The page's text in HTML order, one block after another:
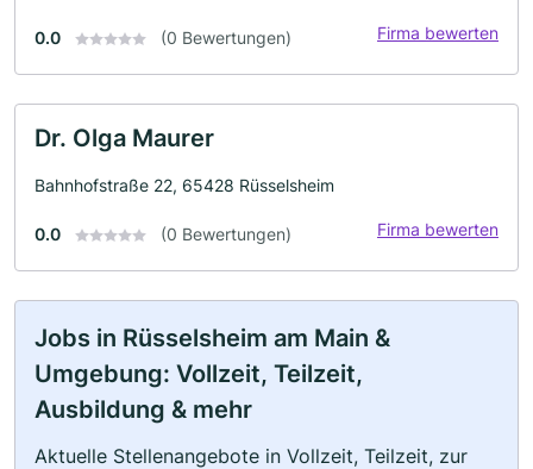
0.0 (0 Bewertungen) Firma bewerten
Dr. Olga Maurer
Bahnhofstraße 22, 65428 Rüsselsheim
0.0 (0 Bewertungen) Firma bewerten
Jobs in Rüsselsheim am Main &
Umgebung: Vollzeit, Teilzeit,
Ausbildung & mehr
Aktuelle Stellenangebote in Vollzeit, Teilzeit, zur